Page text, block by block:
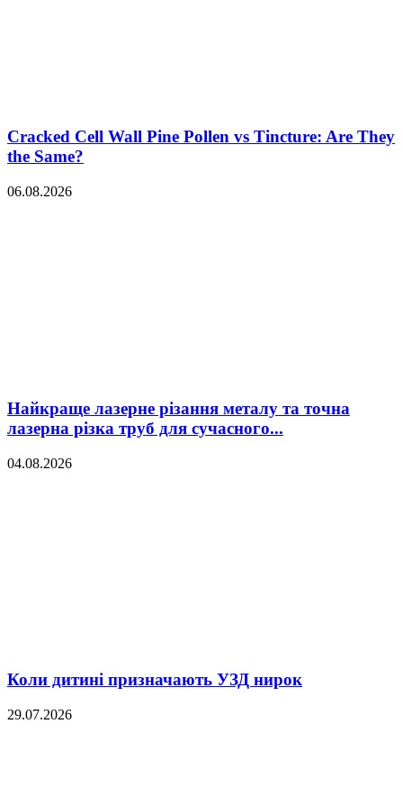
Cracked Cell Wall Pine Pollen vs Tincture: Are They
the Same?
06.08.2026
Найкраще лазерне різання металу та точна
лазерна різка труб для сучасного...
04.08.2026
Коли дитині призначають УЗД нирок
29.07.2026